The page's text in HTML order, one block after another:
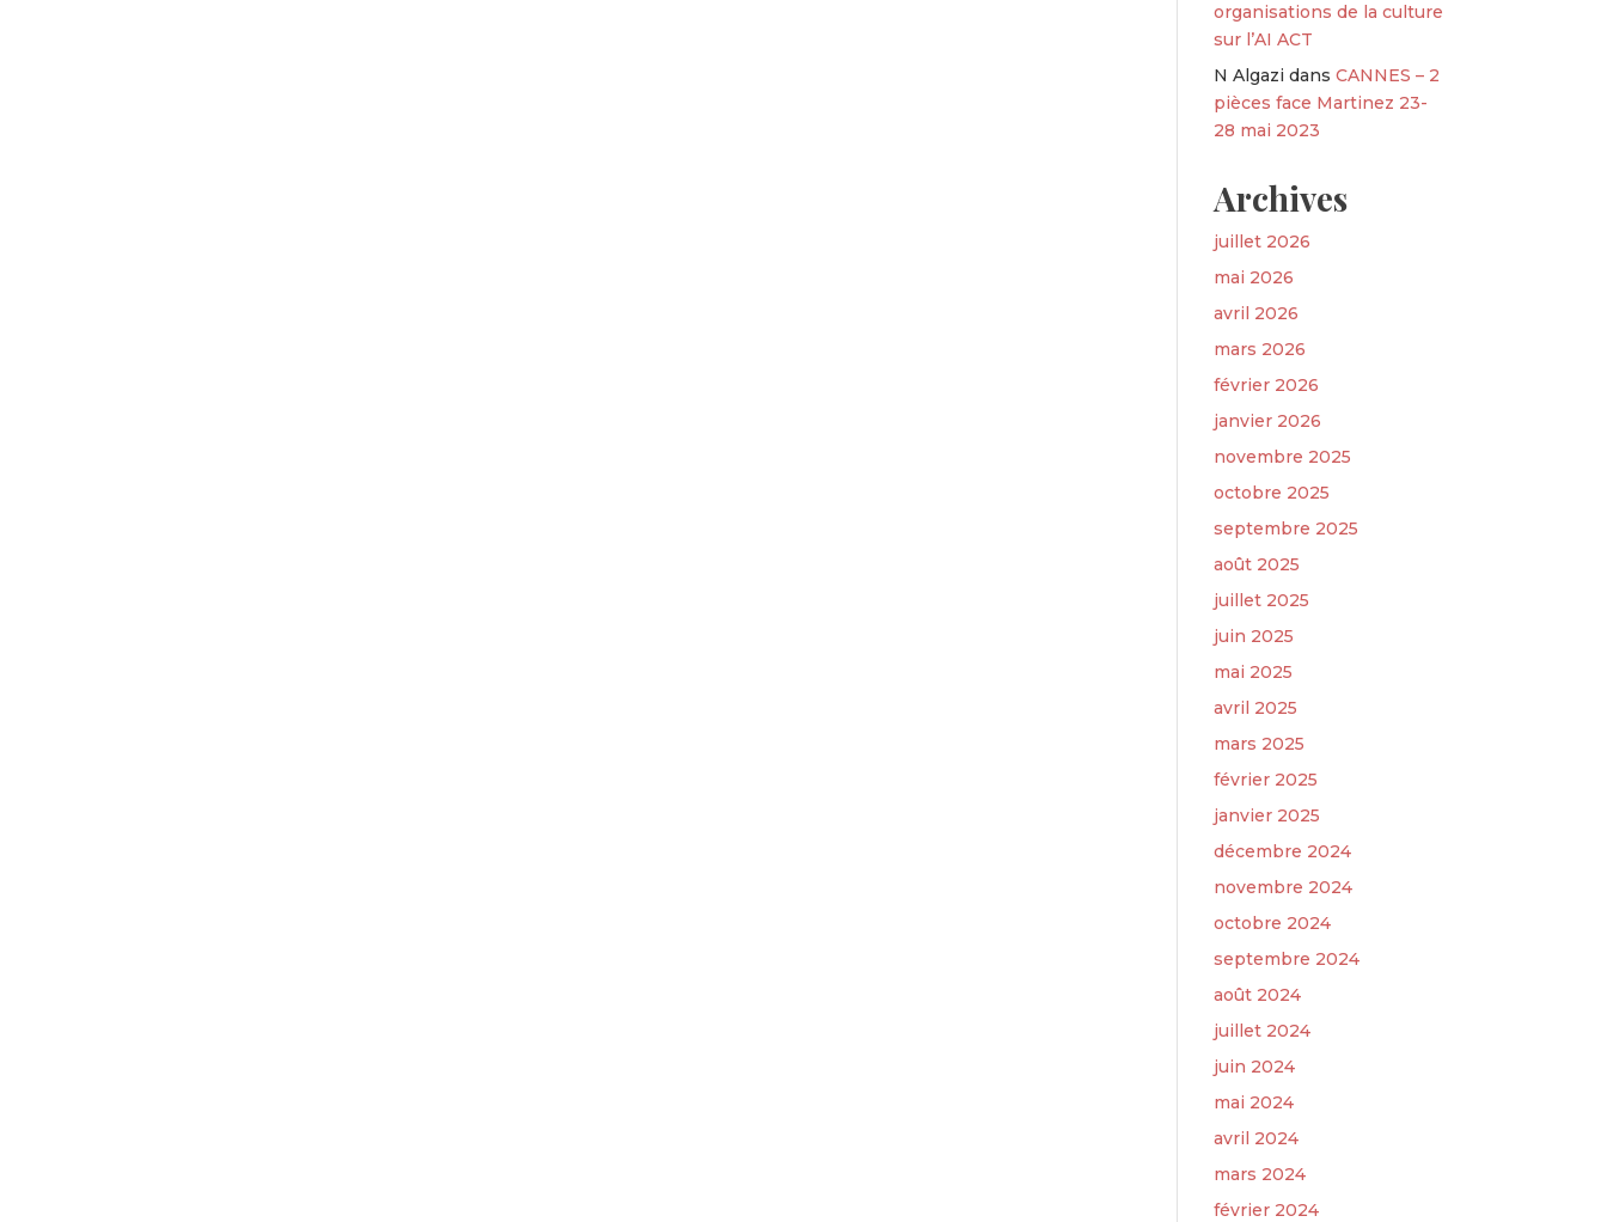
organisations de la culture
sur l’AI ACT
N Algazi dansCANNES – 2
pièces face Martinez 23-
28 mai 2023
Archives
juillet 2026
mai 2026
avril 2026
mars 2026
février 2026
janvier 2026
novembre 2025
octobre 2025
septembre 2025
août 2025
juillet 2025
juin 2025
mai 2025
avril 2025
mars 2025
février 2025
janvier 2025
décembre 2024
novembre 2024
octobre 2024
septembre 2024
août 2024
juillet 2024
juin 2024
mai 2024
avril 2024
mars 2024
février 2024